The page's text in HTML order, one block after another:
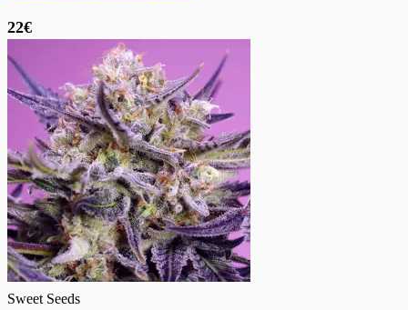
22€
Sweet Seeds